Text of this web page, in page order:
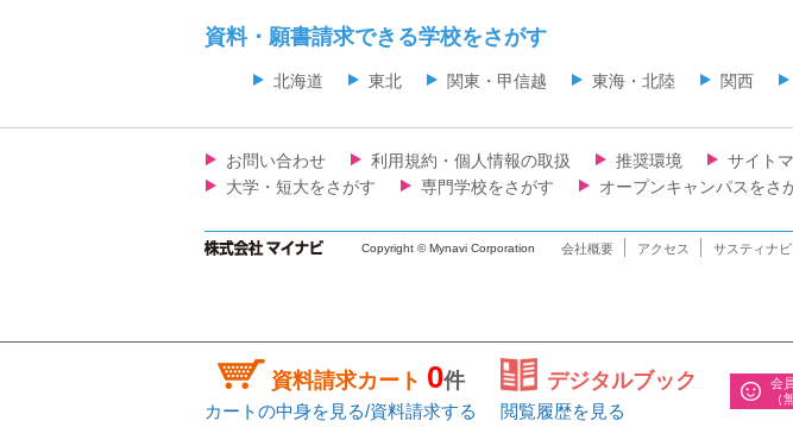
資料・願書請求できる学校をさがす
北海道 東北 関東・甲信越 東海・北陸 関西
お問い合わせ 利用規約・個人情報の取扱 推奨環境 サイト
大学・短大をさがす
専門学校をさがす オープンキャンパスをさ
Copyright © Mynavi Corporation 会社概要 アクセス サスティナビ
資料請求カート 0件
カートの中身を見る/資料請求する
デジタルブック
閲覧履歴を見る
会
（